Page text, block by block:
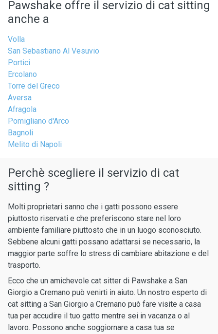
Pawshake offre il servizio di cat sitting
anche a
Volla
San Sebastiano Al Vesuvio
Portici
Ercolano
Torre del Greco
Aversa
Afragola
Pomigliano d'Arco
Bagnoli
Melito di Napoli
Perchè scegliere il servizio di cat
sitting ?
Molti proprietari sanno che i gatti possono essere
piuttosto riservati e che preferiscono stare nel loro
ambiente familiare piuttosto che in un luogo sconosciuto.
Sebbene alcuni gatti possano adattarsi se necessario, la
maggior parte soffre lo stress di cambiare abitazione e del
trasporto.
Ecco che un amichevole cat sitter di Pawshake a San
Giorgio a Cremano può venirti in aiuto. Un nostro esperto di
cat sitting a San Giorgio a Cremano può fare visite a casa
tua per accudire il tuo gatto mentre sei in vacanza o al
lavoro. Possono anche soggiornare a casa tua se